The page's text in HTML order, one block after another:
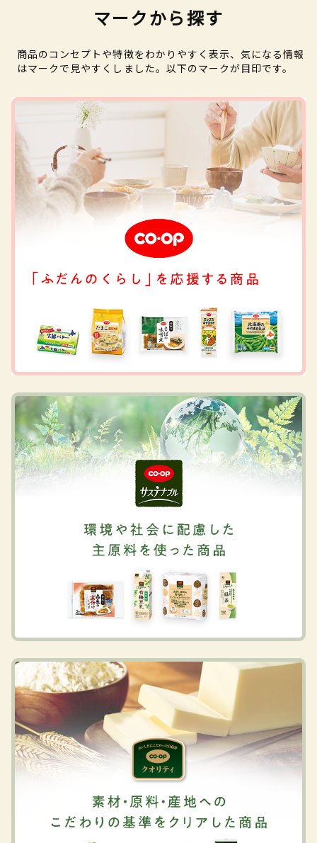
マークから探す
商品のコンセプトや特徴をわかりやすく表示、気になる情報
はマークで見やすくしました。以下のマークが目印です。